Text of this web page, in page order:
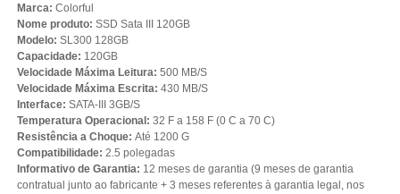
Marca: Colorful
Nome produto: SSD Sata III 120GB
Modelo: SL300 128GB
Capacidade: 120GB
Velocidade Máxima Leitura: 500 MB/S
Velocidade Máxima Escrita: 430 MB/S
Interface: SATA-III 3GB/S
Temperatura Operacional: 32 F a 158 F (0 C a 70 C)
Resistência a Choque: Até 1200 G
Compatibilidade: 2.5 polegadas
Informativo de Garantia: 12 meses de garantia (9 meses de garantia
contratual junto ao fabricante + 3 meses referentes à garantia legal, nos